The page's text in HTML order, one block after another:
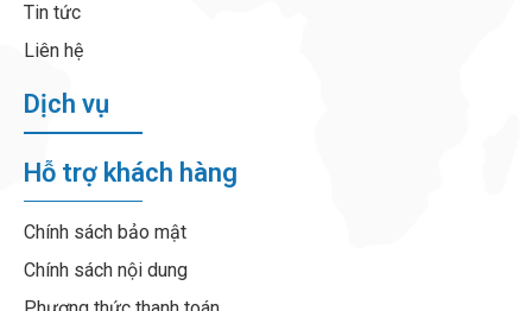
Tin tức
Liên hệ
Dịch vụ
Hỗ trợ khách hàng
Chính sách bảo mật
Chính sách nội dung